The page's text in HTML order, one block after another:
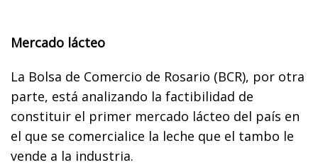
Mercado lácteo
La Bolsa de Comercio de Rosario (BCR), por otra
parte, está analizando la factibilidad de
constituir el primer mercado lácteo del país en
el que se comercialice la leche que el tambo le
vende a la industria.